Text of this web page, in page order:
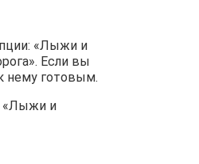
«Лыжи и
Если вы
нему готовым.
«Лыжи и